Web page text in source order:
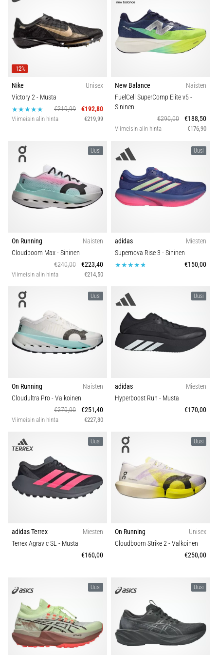
-12%
Nike
Unisex
Victory 2- Musta
€219,99
€192,80
Viimeisin alin hinta €219,99
New Balance
Naisten
FuelCell SuperComp Elite v5-
Sininen
€290,00
€188,50
Viimeisin alin hinta €176,90
Uusi
On Running
Naisten
Cloudboom Max- Sininen
€240,00
€223,40
Viimeisin alin hinta €214,50
Uusi
adidas
Miesten
Supernova Rise 3 - Sininen
€150,00
Uusi
On Running
Naisten
Cloudultra Pro- Valkoinen
€270,00
€251,40
Viimeisin alin hinta €227,30
Uusi
adidas
Miesten
Hyperboost Run - Musta
€170,00
Uusi
adidas Terrex
Miesten
Terrex Agravic SL - Musta
€160,00
Uusi
On Running
Unisex
Cloudboom Strike 2- Valkoinen
€250,00
Uusi Uusi